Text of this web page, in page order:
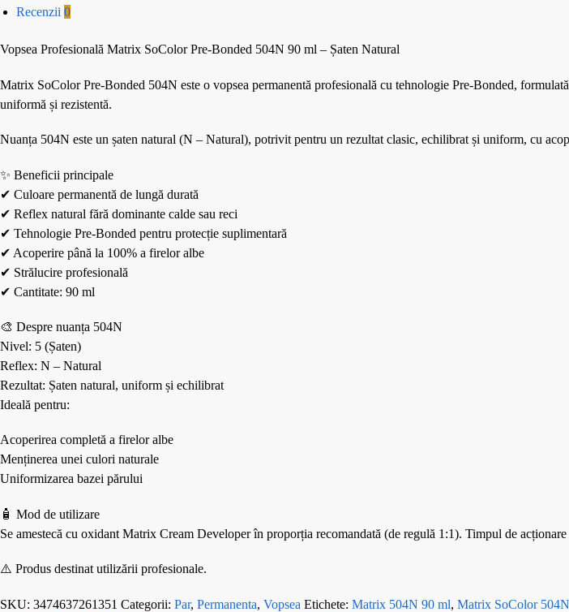
Recenzii 0
Vopsea Profesională Matrix SoColor Pre-Bonded 504N 90 ml – Șaten Natural
Matrix SoColor Pre-Bonded 504N este o vopsea permanentă profesională cu tehnologie Pre-Bonded,
uniformă și rezistentă.
Nuanța 504N este un șaten natural (N – Natural), potrivit pentru un rezultat clasic, echilibrat și uniform, cu
✨ Beneficii principale
✔ Culoare permanentă de lungă durată
✔ Reflex natural fără dominante calde sau reci
✔ Tehnologie Pre-Bonded pentru protecție suplimentară
✔ Acoperire până la 100% a firelor albe
✔ Strălucire profesională
✔ Cantitate: 90 ml
🎨 Despre nuanța 504N
Nivel: 5 (Șaten)
Reflex: N – Natural
Rezultat: Șaten natural, uniform și echilibrat
Ideală pentru:
Acoperirea completă a firelor albe
Menținerea unei culori naturale
Uniformizarea bazei părului
🧴 Mod de utilizare
Se amestecă cu oxidant Matrix Cream Developer în proporția recomandată (de regulă 1:1). Timpul de
⚠️ Produs destinat utilizării profesionale.
SKU: 3474637261351 Categorii: Par, Permanenta, Vopsea Etichete: Matrix 504N 90 ml, Matrix SoColor 504N